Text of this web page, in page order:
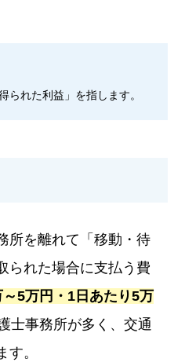
られた利益」を指します。
所を離れて「移動・待
られた場合に支払う費
5万円・1日あたり5万
士事務所が多く、交通
す。